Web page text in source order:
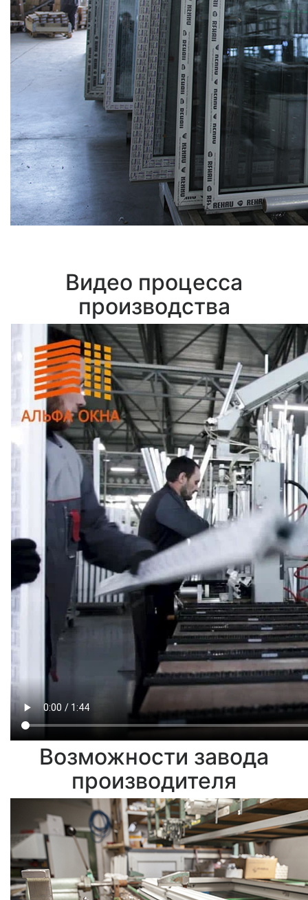
Видео процесса
производства
Возможности завода
производителя